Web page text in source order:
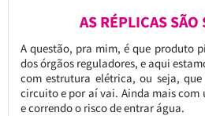
AS RÉPLICAS SÃO
A questão, pra mim, é que produto
dos órgãos reguladores, e aqui
com estrutura elétrica, ou seja,
circuito e por aí vai. Ainda mais
e correndo o risco de entrar água.